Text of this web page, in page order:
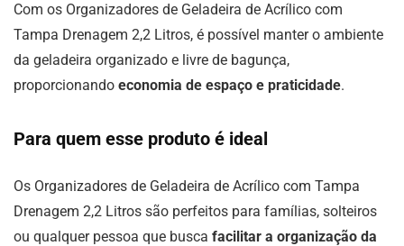
Com os Organizadores de Geladeira de Acrílico com
Tampa Drenagem 2,2 Litros, é possível manter o ambiente
da geladeira organizado e livre de bagunça,
proporcionando economia de espaço e praticidade.
Para quem esse produto é ideal
Os Organizadores de Geladeira de Acrílico com Tampa
Drenagem 2,2 Litros são perfeitos para famílias, solteiros
ou qualquer pessoa que busca facilitar a organização da